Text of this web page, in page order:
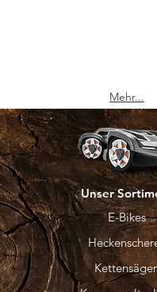
Mehr...
Unser
E-Bikes